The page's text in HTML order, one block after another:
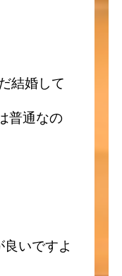
結婚して
普通なの
いですよ